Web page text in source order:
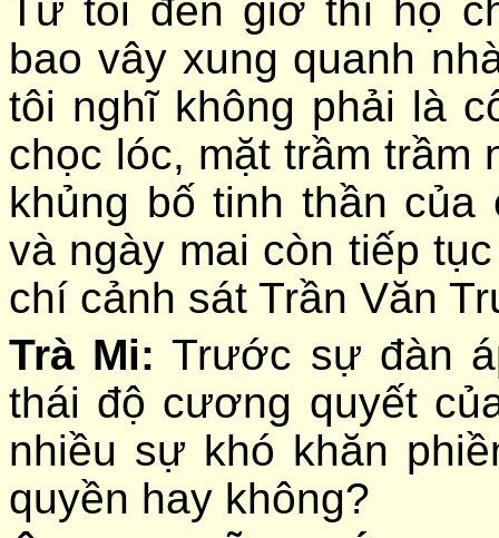
Từ tối đến giờ thì họ
bao vây xung quanh
tôi nghĩ không phải là
chọc lóc, mặt trầm trầm
khủng bố tinh thần
và ngày mai còn tiếp
chí cảnh sát Trần Văn
Trà Mi: Trước sự đàn
thái độ cương quyết
nhiều sự khó khăn
quyền hay không?